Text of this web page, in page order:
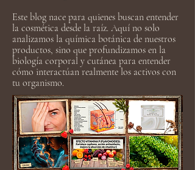
Este blog nace para quienes buscan entender
la cosmética desde la raíz. Aquí no solo
analizamos la química botánica de nuestros
productos, sino que profundizamos en la
biología corporal y cutánea para entender
cómo interactúan realmente los activos con
tu organismo.